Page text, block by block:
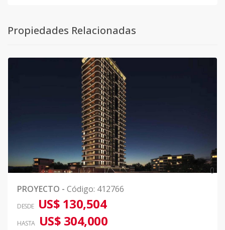
Propiedades Relacionadas
0
PROYECTO - Código: 412766
DESDE US$ 130,504
HASTA US$ 304,000